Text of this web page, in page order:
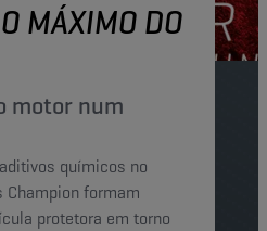
MÁXIMO DO
motor num
químicos no
formam
protetora em torno